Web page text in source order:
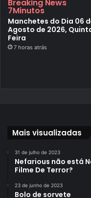
Breaking News
7Minutos
Manchetes do Dia 06
Agosto de 2026,
Feira
7 horas atrás
Mais visualizadas
31 de julho de 2023
Nefarious não está
Filme De Terror?
23 de junho de 2023
Bolo de sorvete